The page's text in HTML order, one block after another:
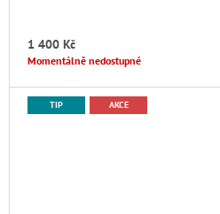
1 400 Kč
Momentálně nedostupné
TIP AKCE